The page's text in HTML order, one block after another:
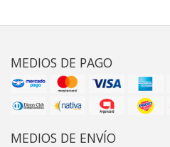
MEDIOS DE PAGO
MEDIOS DE ENVÍO